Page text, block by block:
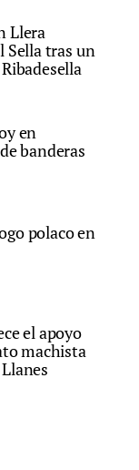
Llera
Sella tras un
en
banderas
polaco en
el apoyo
machista